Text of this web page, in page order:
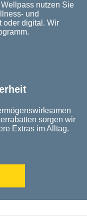
nutzen Sie
und
oder digital. Wir
sorgen wir
Extras im Alltag.